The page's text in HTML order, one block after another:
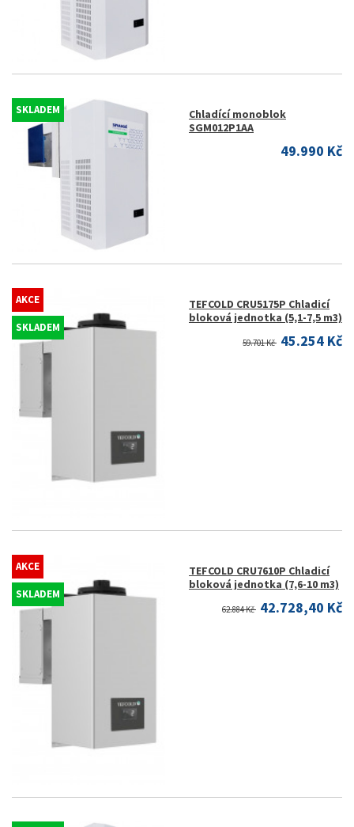
SKLADEM
Chladící monoblok
SGM012P1AA
49.990 Kč
AKCE
SKLADEM
TEFCOLD CRU5175P Chladicí
bloková jednotka (5,1-7,5 m3)
59.701 Kč 45.254 Kč
AKCE
SKLADEM
TEFCOLD CRU7610P Chladicí
bloková jednotka (7,6-10 m3)
62.884 Kč 42.728,40 Kč